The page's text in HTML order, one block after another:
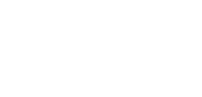
sein die Benutzung von Wasser